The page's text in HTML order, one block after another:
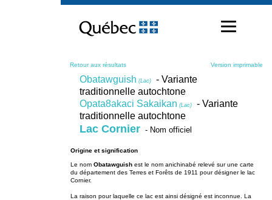
contenu
Retour aux résultats Version imprimable
Obatawguish (Lac)
- Variante
traditionnelle autochtone
Opata8akaci Sakaikan (Lac)
- Variante
traditionnelle autochtone
Lac Cornier - Nom officiel
Origine et signification
Le nom Obatawguish est le nom anichinabé relevé sur une carte
du département des Terres et Forêts de 1911 pour désigner le lac
Cornier.
La raison pour laquelle ce lac est ainsi désigné est inconnue. La